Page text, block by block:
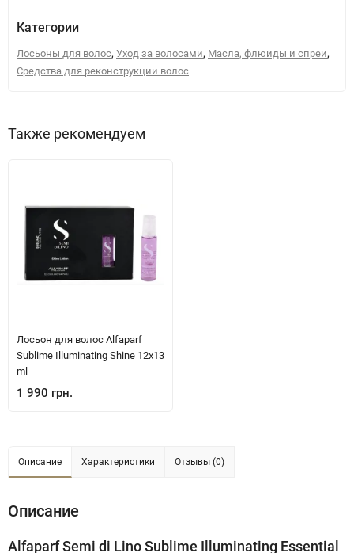
Категории
Лосьоны для волос, Уход за волосами, Масла, флюиды и спреи,
Средства для реконструкции волос
Также рекомендуем
Лосьон для волос Alfaparf
Sublime Illuminating Shine 12х13
ml
1 990 грн.
Описание Характеристики Отзывы (0)
Описание
Alfaparf Semi di Lino Sublime Illuminating Essential